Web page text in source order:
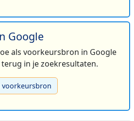
Google
als voorkeursbron in Google
in je zoekresultaten.
voorkeursbron